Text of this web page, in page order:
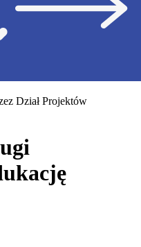
Dział Projektów